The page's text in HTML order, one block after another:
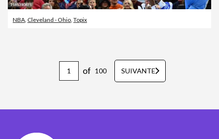
NBA Cleveland - Ohio Topix
of 100 SUIVANTE